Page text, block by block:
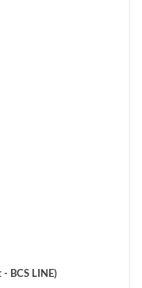
BCS LINE)